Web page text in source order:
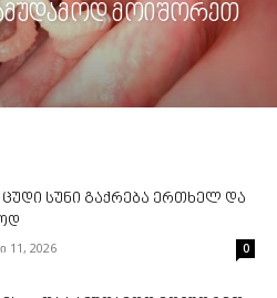
მოიშორეთ
სუნი გაქრება ერთხელ და
11, 2026 0